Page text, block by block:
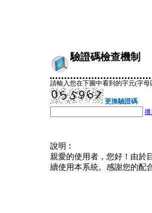
驗證碼檢查機制
請輸入您在下圖中看到的字元(字母
更換驗證碼
說明︰
親愛的使用者，您好！由於
續使用本系統。感謝您的配合